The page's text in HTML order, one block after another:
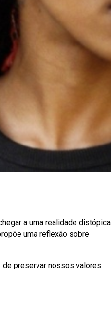
a uma realidade distópica
uma reflexão sobre
de preservar nossos valores